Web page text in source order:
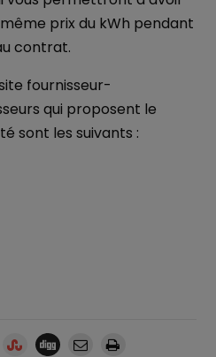
prix du kWh pendant
contrat.
fournisseur-
qui proposent le
sont les suivants :